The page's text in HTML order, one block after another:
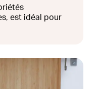
est idéal pour